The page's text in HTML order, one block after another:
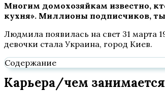
Многим домохозяйкам известно,
кухня». Миллионы подписчиков,
Людмила появилась на свет 31 марта
девочки стала Украина, город Киев.
Содержание
Карьера/чем занимается